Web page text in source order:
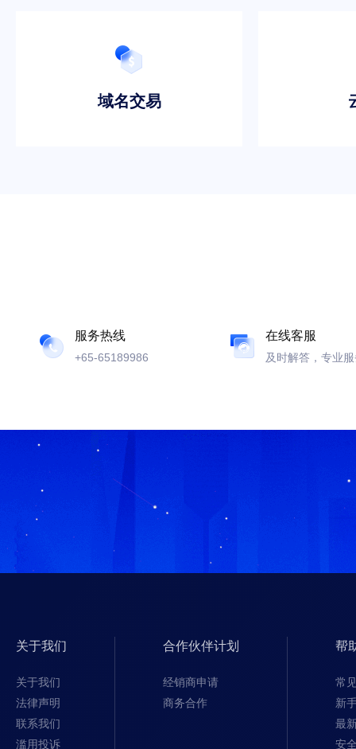
域名交易
服务热线
+65-65189986
在线客服
及时解答，专业
关于我们
关于我们
法律声明
联系我们
滥用投诉
合作伙伴计划
经销商申请
商务合作
帮
常
新
最
安